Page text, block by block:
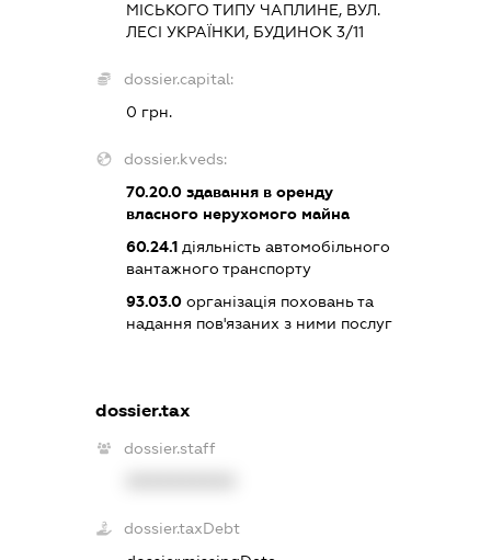
МІСЬКОГО ТИПУ ЧАПЛИНЕ, ВУЛ.
ЛЕСІ УКРАЇНКИ, БУДИНОК 3/11
dossier.capital:
0 грн.
dossier.kveds:
70.20.0 здавання в оренду
власного нерухомого майна
60.24.1 діяльність автомобільного
вантажного транспорту
93.03.0 організація поховань та
надання пов'язаних з ними послуг
dossier.tax
dossier.staff
dossier.taxDebt